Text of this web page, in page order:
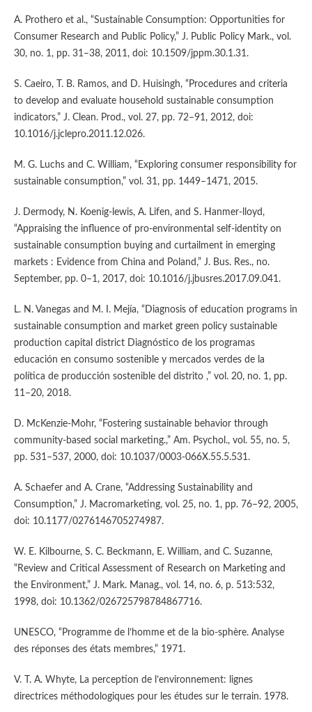
A. Prothero et al., “Sustainable Consumption: Opportunities for
Consumer Research and Public Policy,” J. Public Policy Mark., vol.
30, no. 1, pp. 31–38, 2011, doi: 10.1509/jppm.30.1.31.
S. Caeiro, T. B. Ramos, and D. Huisingh, “Procedures and criteria
to develop and evaluate household sustainable consumption
indicators,” J. Clean. Prod., vol. 27, pp. 72–91, 2012, doi:
10.1016/j.jclepro.2011.12.026.
M. G. Luchs and C. William, “Exploring consumer responsibility for
sustainable consumption,” vol. 31, pp. 1449–1471, 2015.
J. Dermody, N. Koenig-lewis, A. Lifen, and S. Hanmer-lloyd,
“Appraising the influence of pro-environmental self-identity on
sustainable consumption buying and curtailment in emerging
markets : Evidence from China and Poland,” J. Bus. Res., no.
September, pp. 0–1, 2017, doi: 10.1016/j.jbusres.2017.09.041.
L. N. Vanegas and M. I. Mejía, “Diagnosis of education programs in
sustainable consumption and market green policy sustainable
production capital district Diagnóstico de los programas
educación en consumo sostenible y mercados verdes de la
política de producción sostenible del distrito ,” vol. 20, no. 1, pp.
11–20, 2018.
D. McKenzie-Mohr, “Fostering sustainable behavior through
community-based social marketing.,” Am. Psychol., vol. 55, no. 5,
pp. 531–537, 2000, doi: 10.1037/0003-066X.55.5.531.
A. Schaefer and A. Crane, “Addressing Sustainability and
Consumption,” J. Macromarketing, vol. 25, no. 1, pp. 76–92, 2005,
doi: 10.1177/0276146705274987.
W. E. Kilbourne, S. C. Beckmann, E. William, and C. Suzanne,
“Review and Critical Assessment of Research on Marketing and
the Environment,” J. Mark. Manag., vol. 14, no. 6, p. 513:532,
1998, doi: 10.1362/026725798784867716.
UNESCO, “Programme de l’homme et de la bio-sphère. Analyse
des réponses des états membres,” 1971.
V. T. A. Whyte, La perception de l’environnement: lignes
directrices méthodologiques pour les études sur le terrain. 1978.